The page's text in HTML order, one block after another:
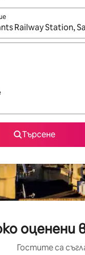
се покажат,
Търсене
оценени
Гостите са